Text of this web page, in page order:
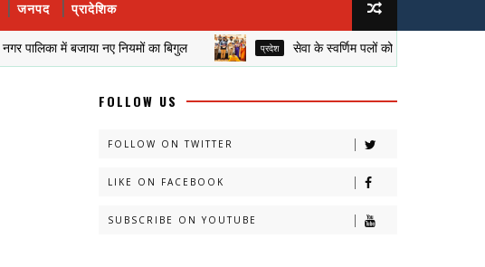
जनपद प्रादेशिक
में बजाया नए नियमों का बिगुल प्रदेश सेवा के स्वर्णिम पलों को शब्दों में संजोती 'अवगत', भव्य
FOLLOW US
FOLLOW ON TWITTER
LIKE ON FACEBOOK
SUBSCRIBE ON YOUTUBE